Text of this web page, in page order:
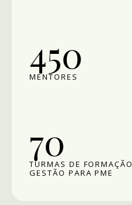
450
MENTORES
70
TURMAS DE FORMAÇÃO
GESTÃO PARA PME